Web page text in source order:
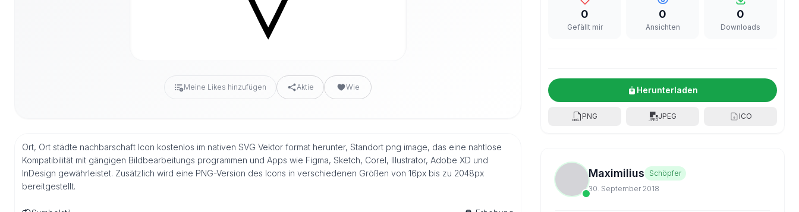
Meine Likes hinzufügen Aktie Wie
Ort, Ort städte nachbarschaft Icon kostenlos im nativen SVG Vektor format herunter, Standort png image, das eine nahtlose
Kompatibilität mit gängigen Bildbearbeitungs programmen und Apps wie Figma, Sketch, Corel, Illustrator, Adobe XD und
InDesign gewährleistet. Zusätzlich wird eine PNG-Version des Icons in verschiedenen Größen von 16px bis zu 2048px
bereitgestellt.
0
Gefällt mir
0
Ansichten
0
Downloads
Herunterladen
PNG JPEG ICO
Maximilius Schöpfer
30. September 2018